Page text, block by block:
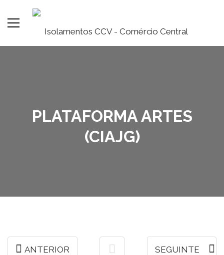
PLATAFORMA ARTES
(CIAJG)
ANTERIOR SEGUINTE